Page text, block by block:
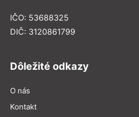
IČO: 53688325
DIČ: 3120861799
Dôležité odkazy
O nás
Kontakt